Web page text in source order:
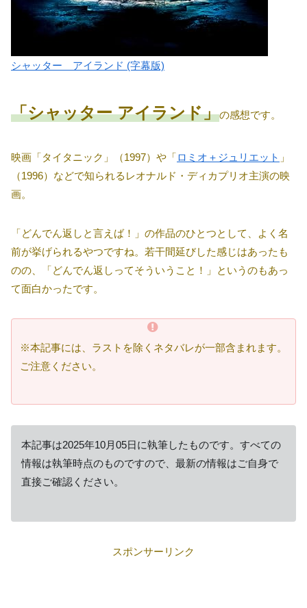
シャッター アイランド (字幕版)
「シャッター アイランド」の感想です。
映画「タイタニック」（1997）や「ロミオ＋ジュリエット 」
（1996）などで知られるレオナルド・ディカプリオ主演の映
画。
「どんでん返しと言えば！」の作品のひとつとして、よく名
前が挙げられるやつですね。若干間延びした感じはあったも
のの、「どんでん返しってそういうこと！」というのもあっ
て面白かったです。
※本記事には、ラストを除くネタバレが一部含まれます。
ご注意ください。
本記事は2025年10月05日に執筆したものです。すべての
情報は執筆時点のものですので、最新の情報はご自身で
直接ご確認ください。
スポンサーリンク